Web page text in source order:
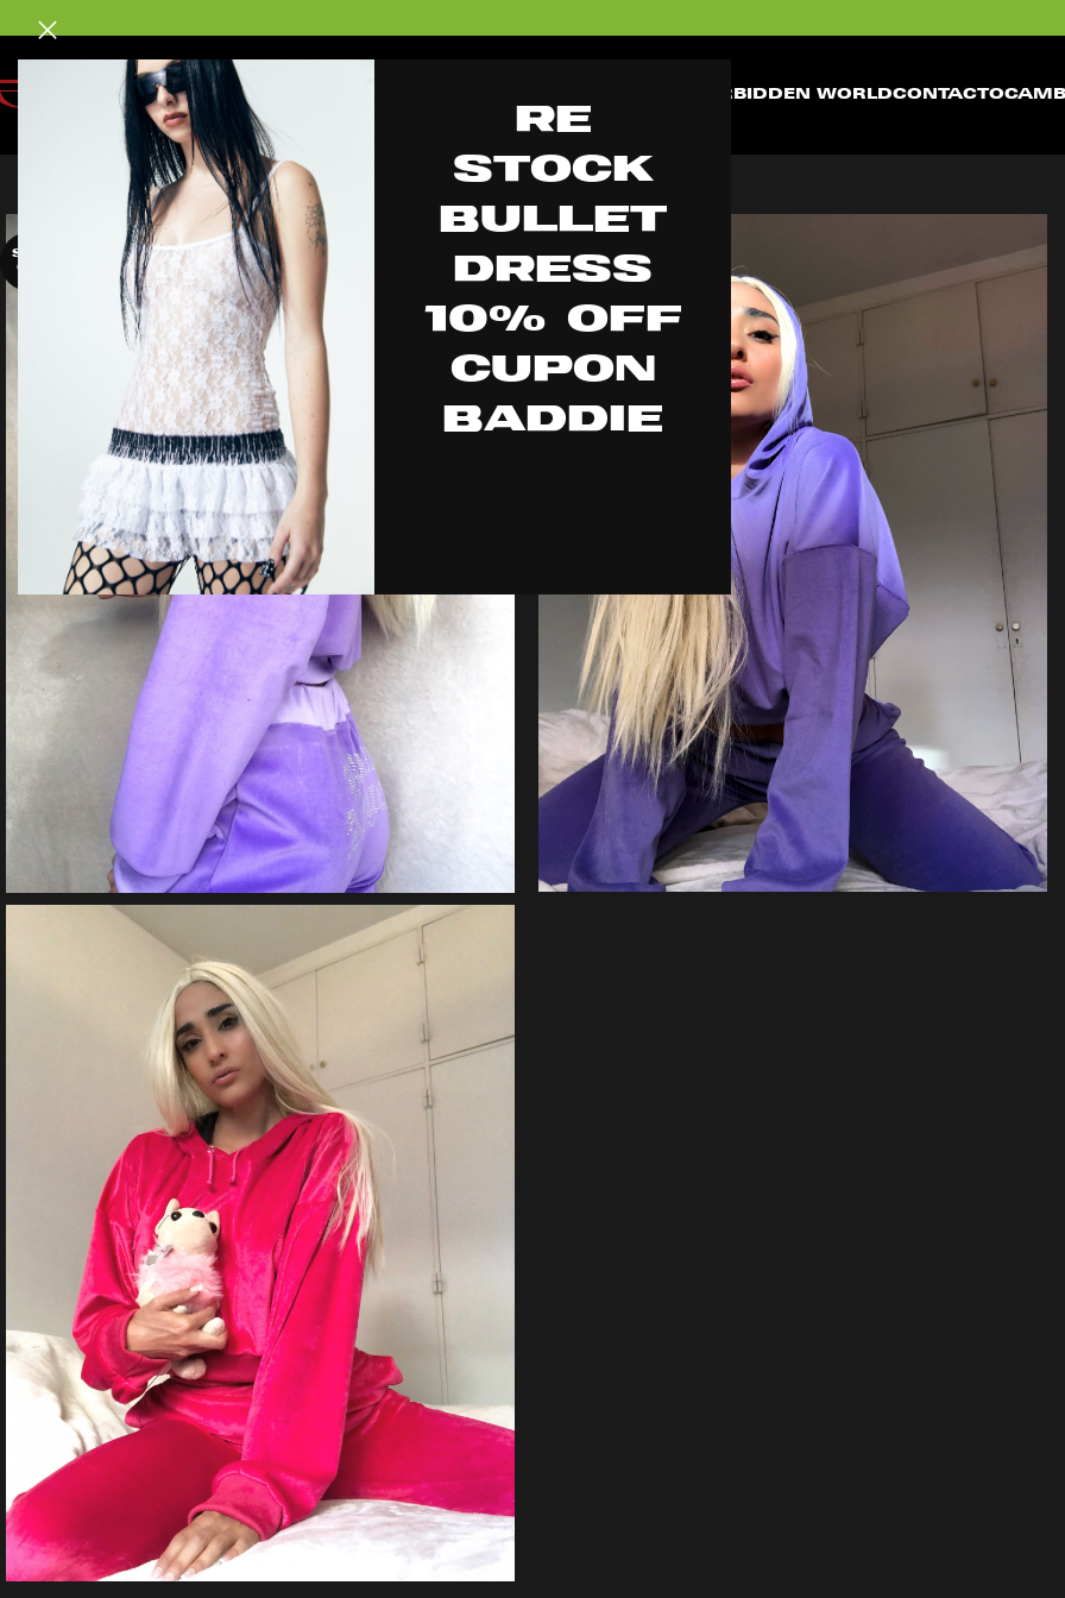
re
stock
bullet
dress
10% OFF
CUPON
BADDIE
OFF CUPON BADDIE // 3 y 6 CUOTAS SIN INTERÉS // FORBIDDEN NOT 4 BASIC BITCHEZ
FORBIDDEN WORLDCONTACTO
SOLD
OUT